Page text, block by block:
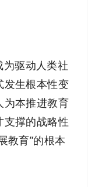
驱动人类社
发生根本性变
为本推进教育
支撑的战略性
教育”的根本